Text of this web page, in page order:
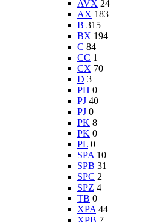
AVX 24
AX 183
B 315
BX 194
C 84
CC 1
CX 70
D 3
PH 0
PJ 40
PJ 0
PK 8
PK 0
PL 0
SPA 10
SPB 31
SPC 2
SPZ 4
TB 0
XPA 44